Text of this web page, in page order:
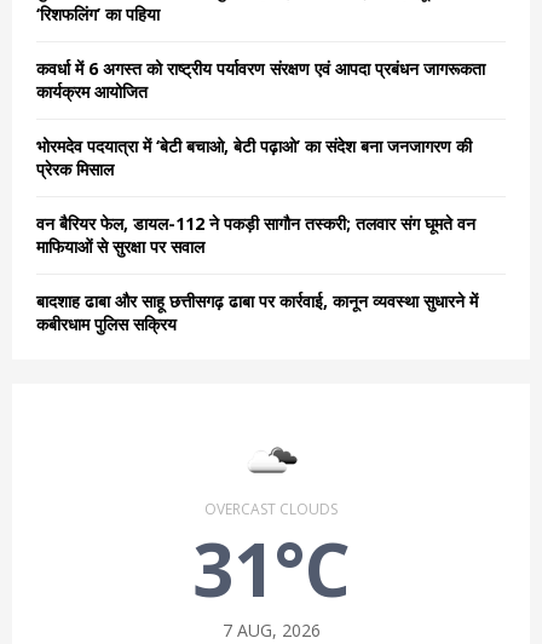
r
‘रिशफलिंग’ का पहिया
कवर्धा में 6 अगस्त को राष्ट्रीय पर्यावरण संरक्षण एवं आपदा प्रबंधन जागरूकता
कार्यक्रम आयोजित
भोरमदेव पदयात्रा में ‘बेटी बचाओ, बेटी पढ़ाओ’ का संदेश बना जनजागरण की
प्रेरक मिसाल
वन बैरियर फेल, डायल-112 ने पकड़ी सागौन तस्करी; तलवार संग घूमते वन
माफियाओं से सुरक्षा पर सवाल
बादशाह ढाबा और साहू छत्तीसगढ़ ढाबा पर कार्रवाई, कानून व्यवस्था सुधारने में
कबीरधाम पुलिस सक्रिय
OVERCAST CLOUDS
31°C
7 AUG, 2026